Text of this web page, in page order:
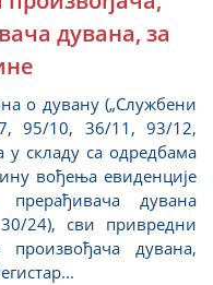
дувана, за
о дувану („Службени
95/10, 36/11, 93/12,
складу са одредбама
вођења евиденције
дувана
24), сви привредни
произвођача дувана,